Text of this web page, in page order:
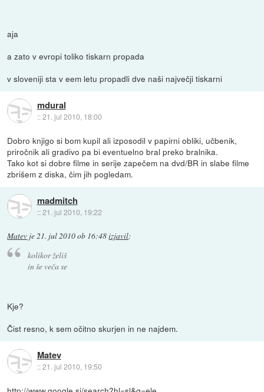
aja
a zato v evropi toliko tiskarn propada
v sloveniji sta v eem letu propadli dve naši največji tiskarni
mdural
::21. jul 2010, 18:00
Dobro knjigo si bom kupil ali izposodil v papirni obliki, učbenik,
priročnik ali gradivo pa bi eventuelno bral preko bralnika.
Tako kot si dobre filme in serije zapečem na dvd/BR in slabe filme
zbrišem z diska, čim jih pogledam.
madmitch
::21. jul 2010, 19:22
Matev je21. jul 2010 ob 16:48izjavil:
kolikor želiš
in še veča se
Kje?
Čist resno, k sem očitno skurjen in ne najdem.
Matev
::21. jul 2010, 19:50